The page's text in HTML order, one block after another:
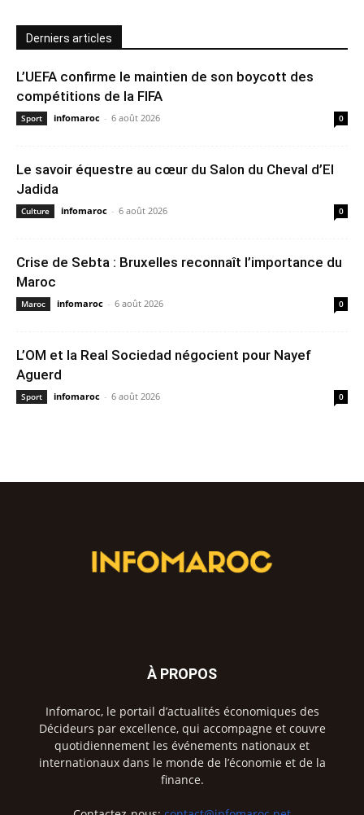
Derniers articles
L’UEFA confirme le maintien de son boycott des
compétitions de la FIFA
Sport infomaroc - 6 août 2026 0
Le savoir équestre au cœur du Salon du Cheval d’El
Jadida
Culture infomaroc - 6 août 2026 0
Crise de Sebta : Bruxelles reconnaît l’importance du
Maroc
Maroc infomaroc - 6 août 2026 0
L’OM et la Real Sociedad négocient pour Nayef
Aguerd
Sport infomaroc - 6 août 2026 0
À PROPOS
Infomaroc, le portail d’actualités économiques des
Décideurs par excellence, qui accompagne et couvre
quotidiennement les événements nationaux et
internationaux dans le monde de l’économie et de la
finance.